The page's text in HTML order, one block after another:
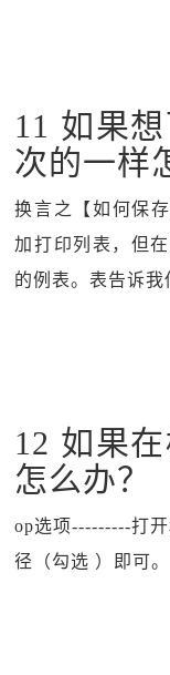
11 如果
次的一样
换言之【如何保
加打印列表，但
的例表。表告诉我
12 如果
怎么办？
op选项---------打
径（勾选 ）即可。